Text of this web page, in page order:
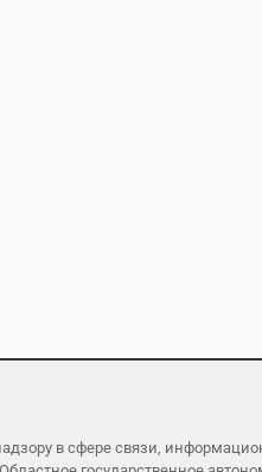
в сфере связи,